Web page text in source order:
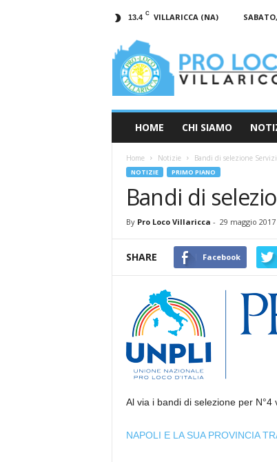
13.4 C VILLARICCA (NA)
Loco
Villaricca
Eventi
Notizie
Villaricca
HOME CHI SIAMO
Home Notizie Bandi di selezione
NOTIZIE PRIMO PIANO
Bandi di
By Pro Loco Villaricca - 29 maggio 2017
SHARE Facebook
Al via i bandi di selezione per
NAPOLI E LA SUA PROVINCIA